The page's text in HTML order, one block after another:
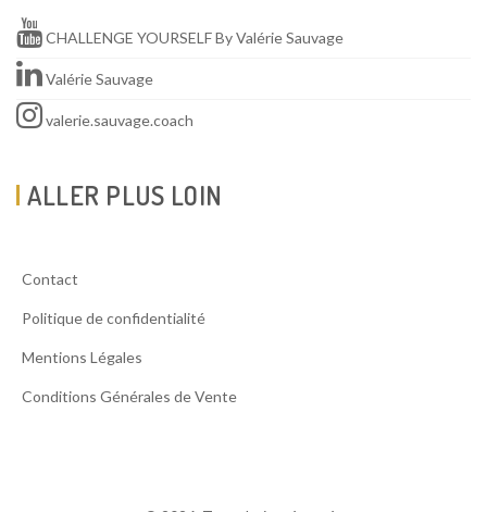
CHALLENGE YOURSELF By Valérie Sauvage
Valérie Sauvage
valerie.sauvage.coach
ALLER PLUS LOIN
Contact
Politique de confidentialité
Mentions Légales
Conditions Générales de Vente